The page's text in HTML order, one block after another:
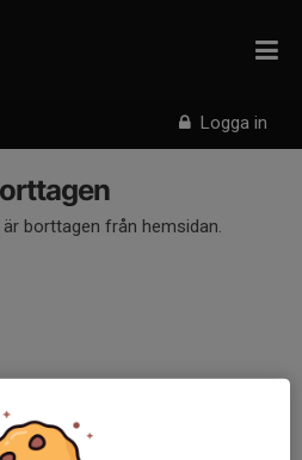
Logga in
borttagen från hemsidan.